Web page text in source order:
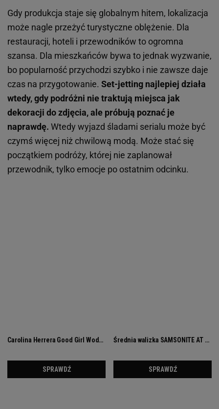
Gdy produkcja staje się globalnym hitem, lokalizacja
może nagle przeżyć turystyczne oblężenie. Dla
restauracji, hoteli i przewodników to ogromna
szansa. Dla mieszkańców bywa to jednak wyzwanie,
bo popularność przychodzi szybko i nie zawsze daje
czas na przygotowanie. Set-jetting najlepiej działa
wtedy, gdy podróżni nie traktują miejsca jak
dekoracji do zdjęcia, ale próbują poznać je
naprawdę. Wtedy wyjazd śladami serialu może być
czymś więcej niż chwilową modą. Może stać się
początkiem podróży, której nie zaplanował
przewodnik, tylko emocje po ostatnim odcinku.